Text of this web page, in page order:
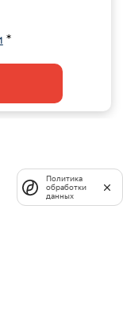
*
Политика
обработки
данных